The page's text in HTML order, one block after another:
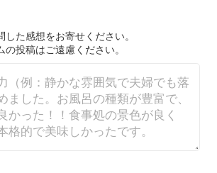
た感想をお寄せください。
投稿はご遠慮ください。